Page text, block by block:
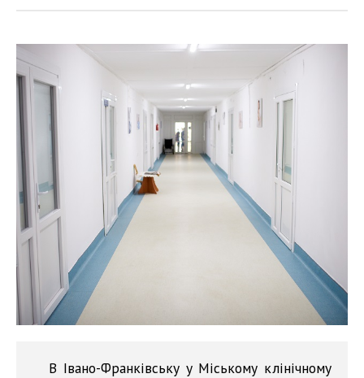
В Івано-Франківську у Міському клінічному